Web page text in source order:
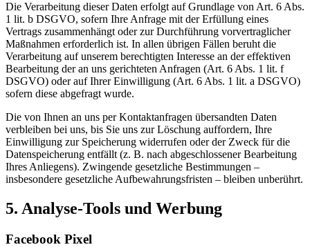
Die Verarbeitung dieser Daten erfolgt auf Grundlage von Art. 6 Abs.
1 lit. b DSGVO, sofern Ihre Anfrage mit der Erfüllung eines
Vertrags zusammenhängt oder zur Durchführung vorvertraglicher
Maßnahmen erforderlich ist. In allen übrigen Fällen beruht die
Verarbeitung auf unserem berechtigten Interesse an der effektiven
Bearbeitung der an uns gerichteten Anfragen (Art. 6 Abs. 1 lit. f
DSGVO) oder auf Ihrer Einwilligung (Art. 6 Abs. 1 lit. a DSGVO)
sofern diese abgefragt wurde.
Die von Ihnen an uns per Kontaktanfragen übersandten Daten
verbleiben bei uns, bis Sie uns zur Löschung auffordern, Ihre
Einwilligung zur Speicherung widerrufen oder der Zweck für die
Datenspeicherung entfällt (z. B. nach abgeschlossener Bearbeitung
Ihres Anliegens). Zwingende gesetzliche Bestimmungen –
insbesondere gesetzliche Aufbewahrungsfristen – bleiben unberührt.
5. Analyse-Tools und Werbung
Facebook Pixel